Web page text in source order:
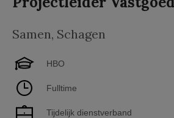
Samen, Schagen
HBO
Fulltime
Tijdelijk dienstverband